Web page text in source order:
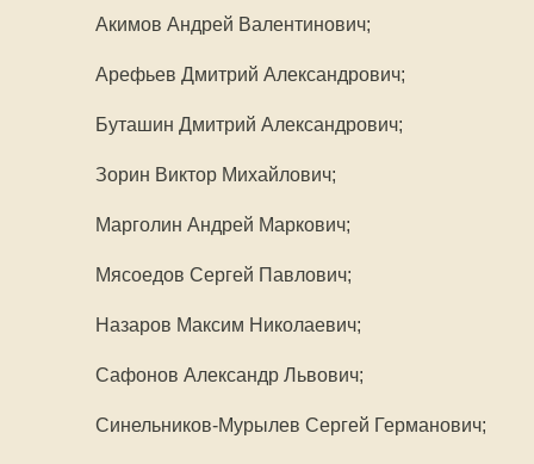
Акимов Андрей Валентинович;
Арефьев Дмитрий Александрович;
Буташин Дмитрий Александрович;
Зорин Виктор Михайлович;
Марголин Андрей Маркович;
Мясоедов Сергей Павлович;
Назаров Максим Николаевич;
Сафонов Александр Львович;
Синельников-Мурылев Сергей Германович;